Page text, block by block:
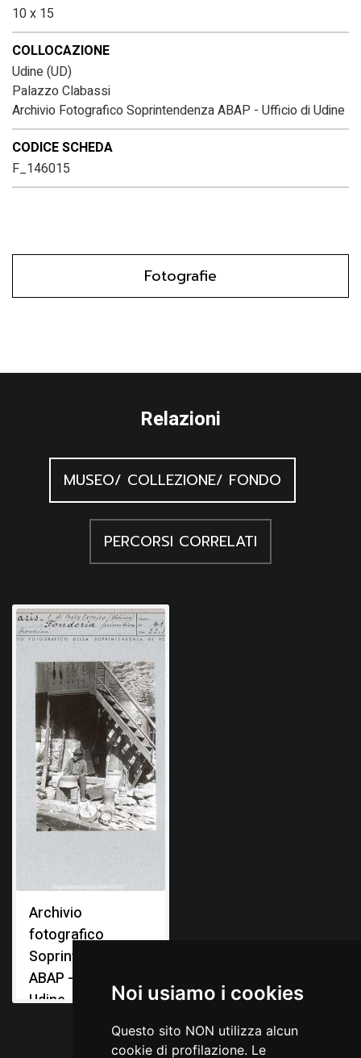
Noi usiamo i cookies
Questo sito NON utilizza alcun
cookie di profilazione. Le
10 x 15
COLLOCAZIONE
Udine (UD)
Palazzo Clabassi
Archivio Fotografico Soprintendenza ABAP - Ufficio di Udine
CODICE SCHEDA
F_146015
Fotografie
Relazioni
MUSEO/ COLLEZIONE/ FONDO
PERCORSI CORRELATI
Archivio
fotografico
Soprintendenza
ABAP - Ufficio di
Udine